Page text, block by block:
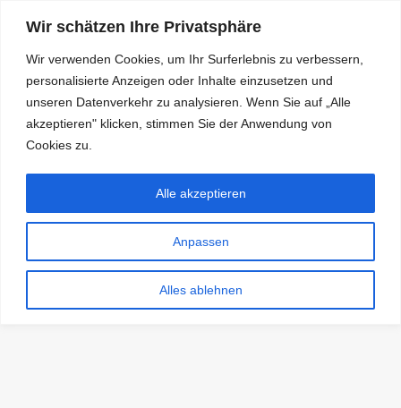
Wir schätzen Ihre Privatsphäre
Wir verwenden Cookies, um Ihr Surferlebnis zu verbessern,
personalisierte Anzeigen oder Inhalte einzusetzen und
unseren Datenverkehr zu analysieren. Wenn Sie auf „Alle
akzeptieren" klicken, stimmen Sie der Anwendung von
Cookies zu.
Anpassen
Alles ablehnen
Alle akzeptieren
RDKS.EXPERT
TESTS, EXPERTEN-TIPPS RUND UM DAS THEMA RDKS UND